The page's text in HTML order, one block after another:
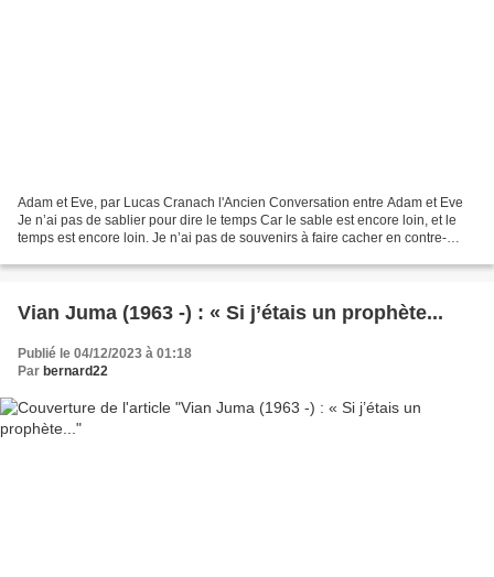
Adam et Eve, par Lucas Cranach l'Ancien Conversation entre Adam et Eve
Je n’ai pas de sablier pour dire le temps Car le sable est encore loin, et le
temps est encore loin. Je n’ai pas de souvenirs à faire cacher en contre-
Vian Juma (1963 -) : « Si j’étais un prophète...
Publié le 04/12/2023 à 01:18
Par bernard22